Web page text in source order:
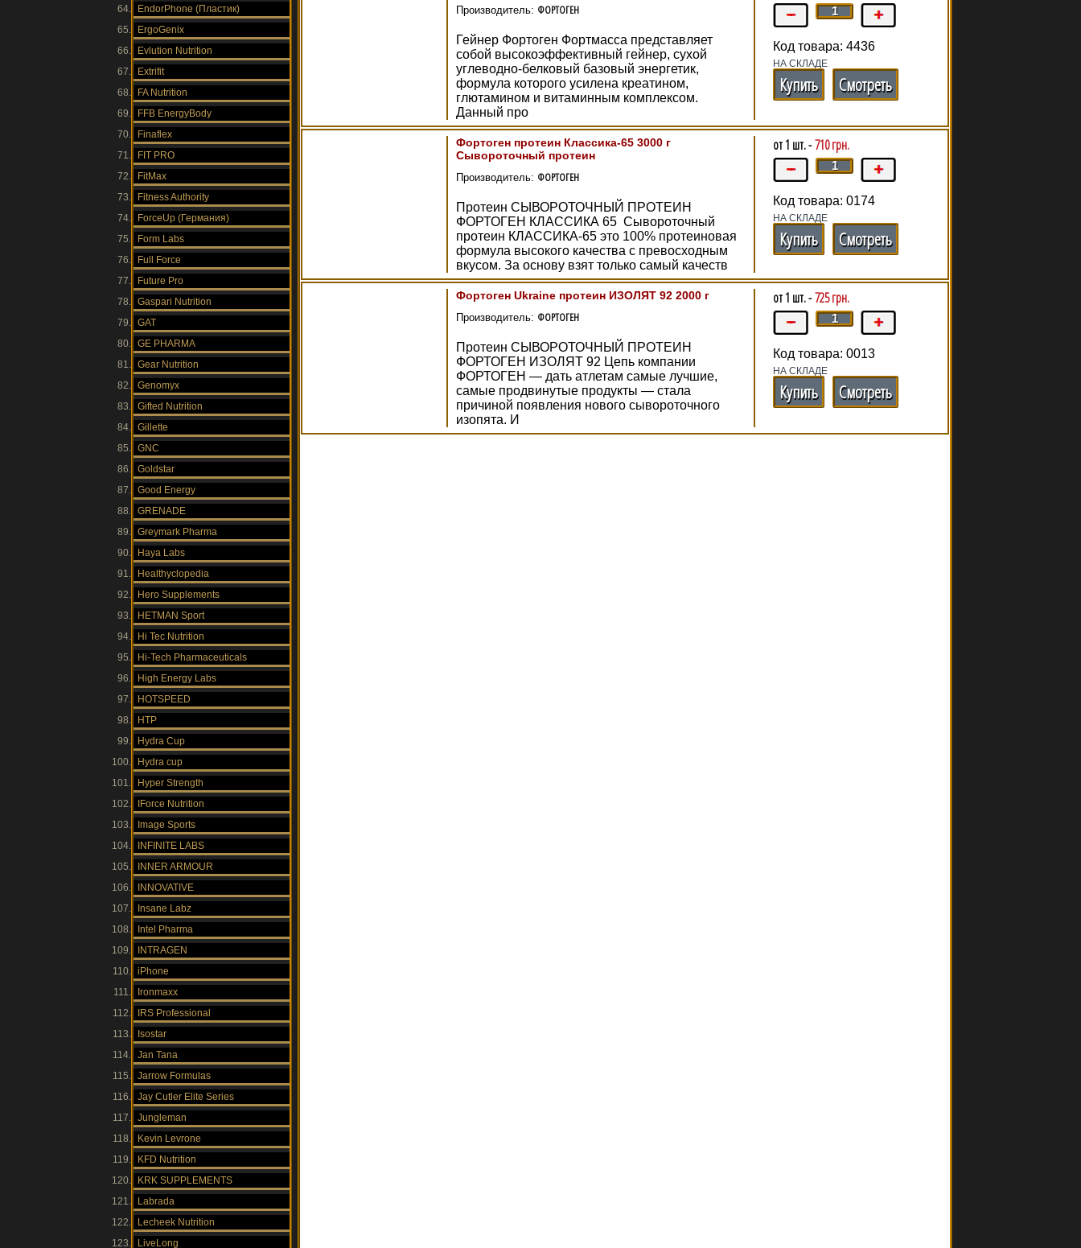
EndorPhone (Пластик)
ErgoGenix
Evlution Nutrition
Extrifit
FA Nutrition
FFB EnergyBody
Finaflex
FIT PRO
FitMax
Fitness Authority
ForceUp (Германия)
Form Labs
Full Force
Future Pro
Gaspari Nutrition
GAT
GE PHARMA
Gear Nutrition
Genomyx
Gifted Nutrition
Gillette
GNC
Goldstar
Good Energy
GRENADE
Greymark Pharma
Haya Labs
Healthyclopedia
Hero Supplements
HETMAN Sport
Hi Tec Nutrition
Hi-Tech Pharmaceuticals
High Energy Labs
HOTSPEED
HTP
Hydra Cup
Hydra cup
Hyper Strength
IForce Nutrition
Image Sports
INFINITE LABS
INNER ARMOUR
INNOVATIVE
Insane Labz
Intel Pharma
INTRAGEN
iPhone
Ironmaxx
IRS Professional
Isostar
Jan Tana
Jarrow Formulas
Jay Cutler Elite Series
Jungleman
Kevin Levrone
KFD Nutrition
KRK SUPPLEMENTS
Labrada
Lecheek Nutrition
LiveLong
Производитель: ФОРТОГЕН
Гейнер Фортоген Фортмасса представляет
собой высокоэффективный гейнер, сухой
углеводно-белковый базовый энергетик,
формула которого усилена креатином,
глютамином и витаминным комплексом.
Данный про
Код товара: 4436
НА СКЛАДЕ
Купить Смотреть
Фортоген протеин Классика-65 3000 г
Сывороточный протеин
Производитель: ФОРТОГЕН
Протеин СЫВОРОТОЧНЫЙ ПРОТЕИН
ФОРТОГЕН КЛАССИКА 65 Сывороточный
протеин КЛАССИКА-65 это 100% протеиновая
формула высокого качества с превосходным
вкусом. За основу взят только самый качеств
от 1 шт. -710 грн.
Код товара: 0174
НА СКЛАДЕ
Купить Смотреть
Фортоген Ukraine протеин ИЗОЛЯТ 92 2000 г
Производитель: ФОРТОГЕН
Протеин СЫВОРОТОЧНЫЙ ПРОТЕИН
ФОРТОГЕН ИЗОЛЯТ 92 Цепь компании
ФОРТОГЕН — дать атлетам самые лучшие,
самые продвинутые продукты — стала
причиной появления нового сывороточного
изопята. И
от 1 шт. -725 грн.
Код товара: 0013
НА СКЛАДЕ
Купить Смотреть